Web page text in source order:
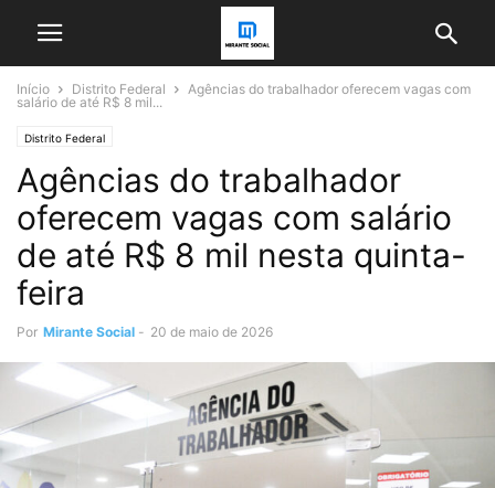
Início Distrito Federal
Agências do trabalhador oferecem vagas com
salário de até R$ 8 mil...
Distrito Federal
Agências do trabalhador
oferecem vagas com salário
de até R$ 8 mil nesta quinta-
feira
Por Mirante Social - 20 de maio de 2026